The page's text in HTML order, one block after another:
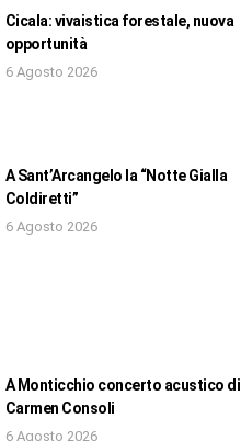
Cicala: vivaistica forestale, nuova
opportunità
6 Agosto 2026
A Sant’Arcangelo la “Notte Gialla
Coldiretti”
6 Agosto 2026
A Monticchio concerto acustico di
Carmen Consoli
6 Agosto 2026